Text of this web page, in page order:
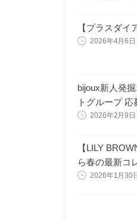
【プラスダ
2026年4月6
bijoux新人発
トグループ
2026年2月9
【LILY
ら春の最新コ
2026年1月30